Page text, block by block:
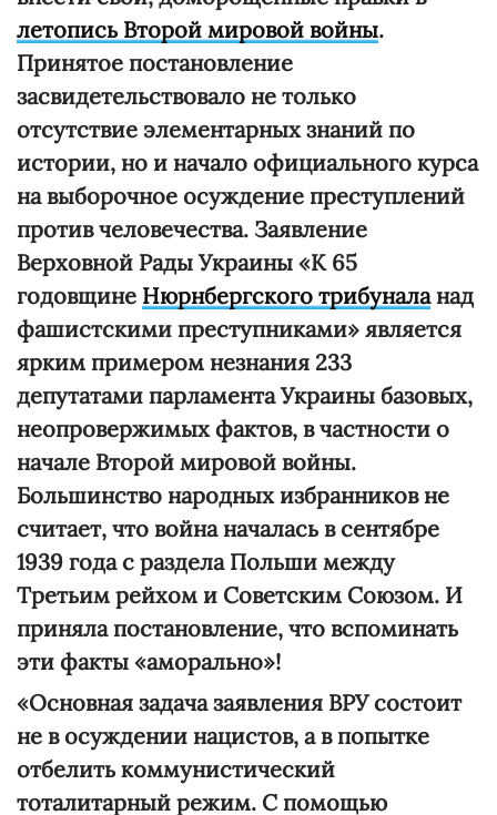
летопись Второй мировой войны.
Принятое постановление
засвидетельствовало не только
отсутствие элементарных знаний по
истории, но и начало официального курса
на выборочное осуждение преступлений
против человечества. Заявление
Верховной Рады Украины «К 65
годовщине Нюрнбергского трибуналанад
фашистскими преступниками» является
ярким примером незнания 233
депутатами парламента Украины базовых,
неопровержимых фактов, в частности о
начале Второй мировой войны.
Большинство народных избранников не
считает, что война началась в сентябре
1939 года с раздела Польши между
Третьим рейхом и Советским Союзом. И
приняла постановление, что вспоминать
эти факты «аморально»!
«Основная задача заявления ВРУ состоит
не в осуждении нацистов, а в попытке
отбелить коммунистический
тоталитарный режим. С помощью